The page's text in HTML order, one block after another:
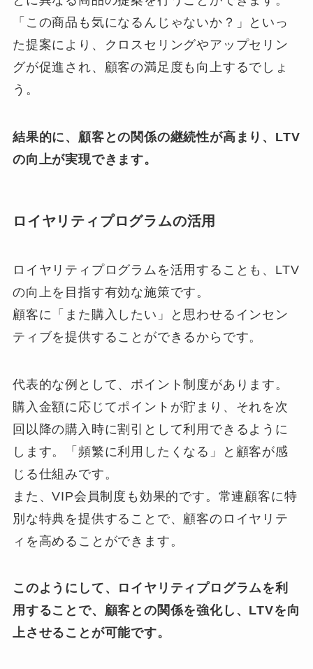
「この商品も気になるんじゃないか？」といっ
た提案により、クロスセリングやアップセリン
グが促進され、顧客の満足度も向上するでしょ
う。
結果的に、顧客との関係の継続性が高まり、LTV
の向上が実現できます。
ロイヤリティプログラムの活用
ロイヤリティプログラムを活用することも、LTV
の向上を目指す有効な施策です。
顧客に「また購入したい」と思わせるインセン
ティブを提供することができるからです。
代表的な例として、ポイント制度があります。
購入金額に応じてポイントが貯まり、それを次
回以降の購入時に割引として利用できるように
します。「頻繁に利用したくなる」と顧客が感
じる仕組みです。
また、VIP会員制度も効果的です。常連顧客に特
別な特典を提供することで、顧客のロイヤリテ
ィを高めることができます。
このようにして、ロイヤリティプログラムを利
用することで、顧客との関係を強化し、LTVを向
上させることが可能です。